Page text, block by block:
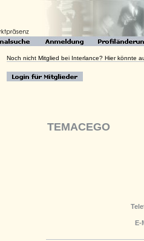
Noch nicht Mitglied bei Interlance? Hier könnte
TEMACEGO
E-